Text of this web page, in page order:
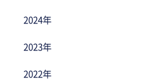
2024年
2023年
2022年